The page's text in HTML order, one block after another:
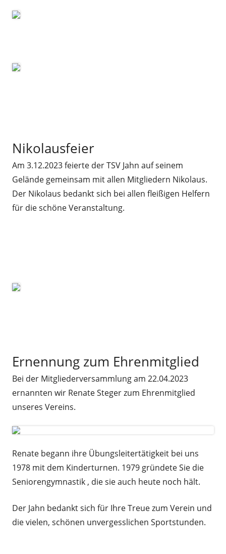
Nikolausfeier
Am 3.12.2023 feierte der TSV Jahn auf seinem
Gelände gemeinsam mit allen Mitgliedern Nikolaus.
Der Nikolaus bedankt sich bei allen fleißigen Helfern
für die schöne Veranstaltung.
Ernennung zum Ehrenmitglied
Bei der Mitgliederversammlung am 22.04.2023
ernannten wir Renate Steger zum Ehrenmitglied
unseres Vereins.
Renate begann ihre Übungsleitertätigkeit bei uns
1978 mit dem Kinderturnen. 1979 gründete Sie die
Seniorengymnastik , die sie auch heute noch hält.
Der Jahn bedankt sich für Ihre Treue zum Verein und
die vielen, schönen unvergesslichen Sportstunden.